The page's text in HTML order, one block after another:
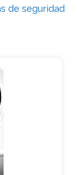
de seguridad